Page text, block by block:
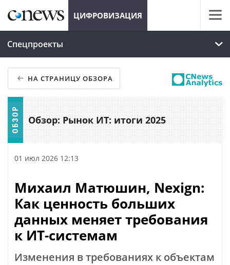
ЦИФРОВИЗАЦИЯ
Спецпроекты
НА СТРАНИЦУ ОБЗОРА
Обзор: Рынок ИТ: итоги 2025
01 июл 2026 12:13
Михаил Матюшин, Nexign:
Как ценность больших
данных меняет требования
к ИТ-системам
Изменения в требованиях к объектам